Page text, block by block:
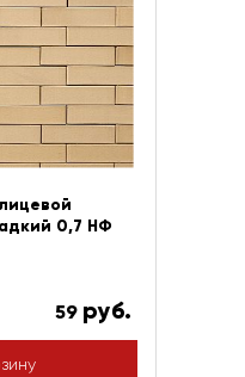
0,7 НФ
59 руб.